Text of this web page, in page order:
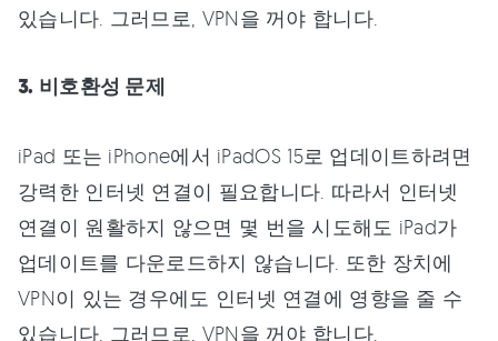
있습니다. 그러므로, VPN을 꺼야 합니다.
3. 비호환성 문제
iPad 또는 iPhone에서 iPadOS 15로 업데이트하려면
강력한 인터넷 연결이 필요합니다. 따라서 인터넷
연결이 원활하지 않으면 몇 번을 시도해도 iPad가
업데이트를 다운로드하지 않습니다. 또한 장치에
VPN이 있는 경우에도 인터넷 연결에 영향을 줄 수
있습니다. 그러므로, VPN을 꺼야 합니다.